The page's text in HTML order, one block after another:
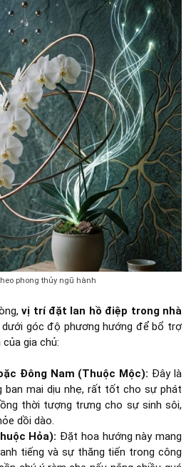
phong thủy ngũ hành
vị trí đặt lan hồ điệp trong nhà
góc độ phương hướng để bổ trợ
gia chủ:
Đông Nam (Thuộc Mộc): Đây là
ban mai dịu nhẹ, rất tốt cho sự phát
thời tượng trưng cho sự sinh sôi,
dồi dào.
Hỏa): Đặt hoa hướng này mang
tiếng và sự thăng tiến trong công